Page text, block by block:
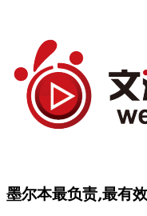
墨尔本最负责,最有